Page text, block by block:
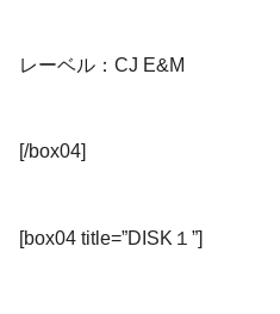
レーベル：CJ E&M
[/box04]
[box04 title=”DISK１”]